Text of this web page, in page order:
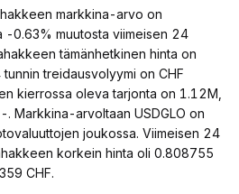
markkina-arvo on
-0.63% muutosta viimeisen 24
tämänhetkinen hinta on
treidausvolyymi on CHF
kierrossa oleva tarjonta on 1.12M,
Markkina-arvoltaan USDGLO on
joukossa. Viimeisen 24
korkein hinta oli 0.808755
CHF.